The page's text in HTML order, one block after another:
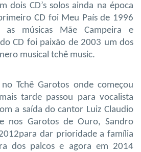
dois CD’s solos ainda na época
CD foi Meu País de 1996
as músicas Mãe Campeira e
CD foi paixão de 2003 um dos
musical tchê music.
Tchê Garotos onde começou
tarde passou para vocalista
a saída do cantor Luiz Claudio
nos Garotos de Ouro, Sandro
dar prioridade a família
dos palcos e agora em 2014